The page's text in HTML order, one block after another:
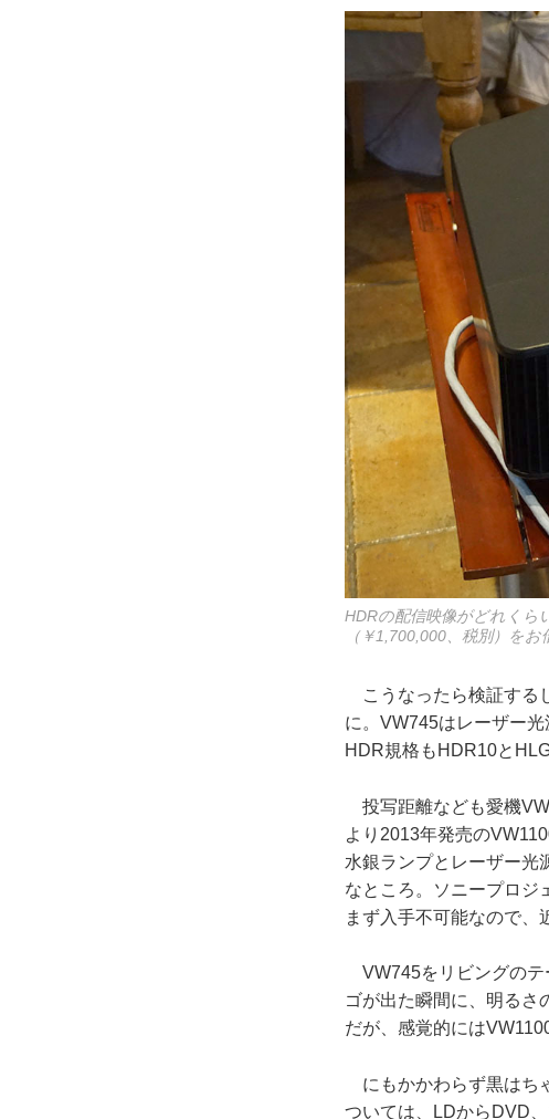
HDRの配信映像がどれくら
（￥1,700,000、税別）を
こうなったら検証する
に。VW745はレーザー
HDR規格もHDR10と
投写距離なども愛機
より2013年発売の
水銀ランプとレーザー光
なところ。ソニープロジ
まず入手不可能なので、
VW745をリビングのテ
ゴが出た瞬間に、明るさ
だが、感覚的には
にもかかわらず黒はち
ついては、LDからDVD